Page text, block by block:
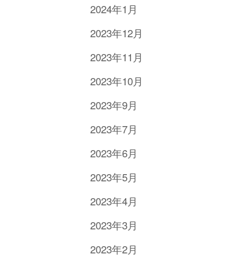
2024年1月
2023年12月
2023年11月
2023年10月
2023年9月
2023年7月
2023年6月
2023年5月
2023年4月
2023年3月
2023年2月